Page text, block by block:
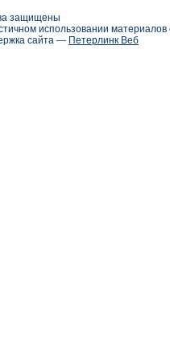
защищены
использовании
сайта — Петерлинк Веб